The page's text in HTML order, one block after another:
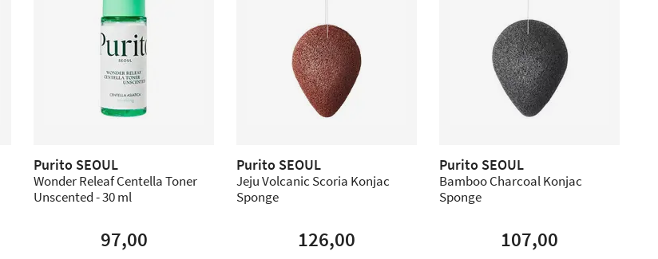
Purito SEOUL
Wonder Releaf Centella Toner
Unscented - 30 ml
97,00
Purito SEOUL
Jeju Volcanic Scoria Konjac
Sponge
126,00
Purito SEOUL
Bamboo Charcoal Konjac
Sponge
107,00